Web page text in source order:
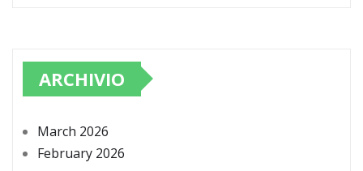
ARCHIVIO
March 2026
February 2026